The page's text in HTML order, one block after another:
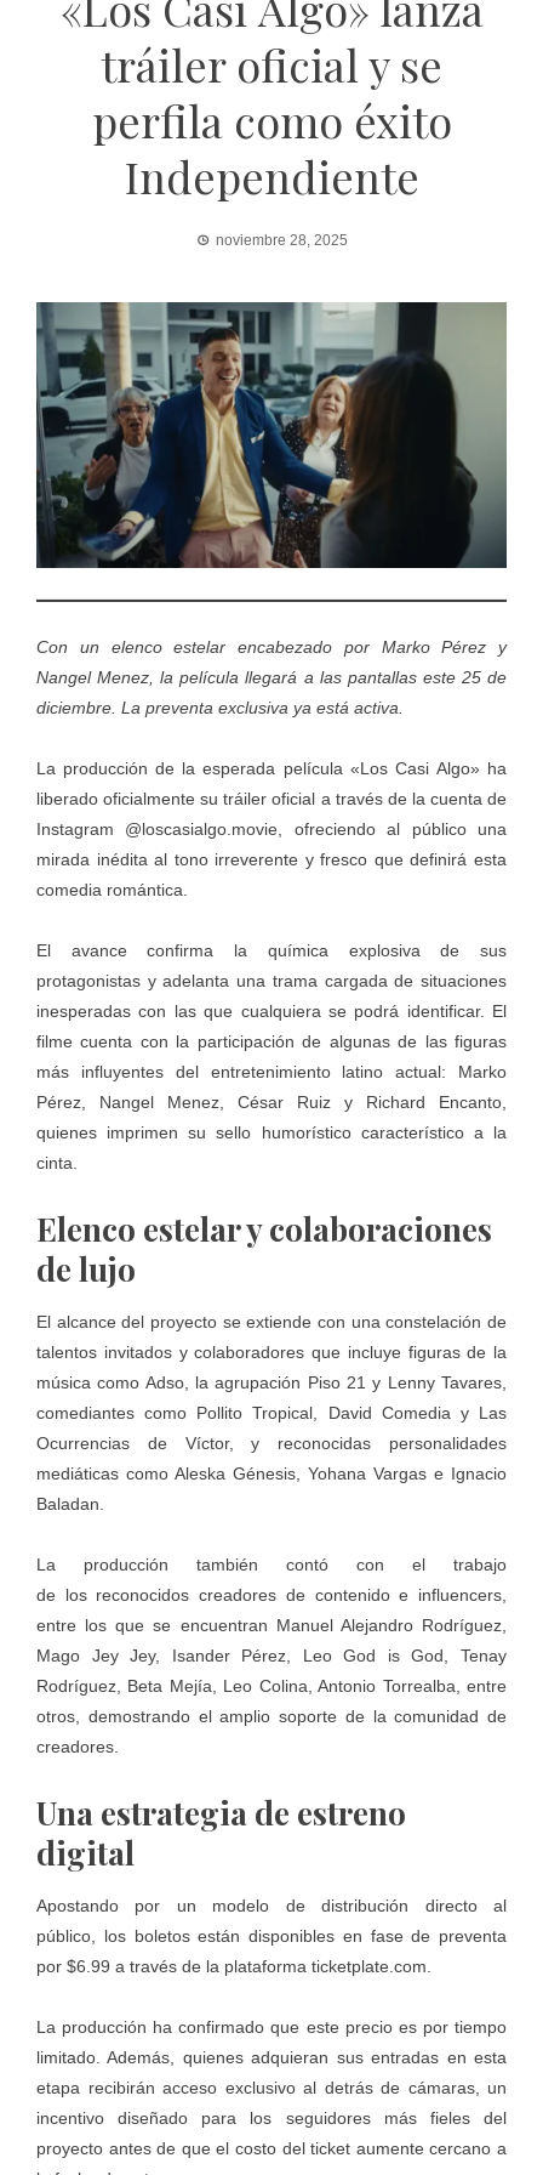
tráiler oficial y se
perfila como éxito
Independiente
noviembre 28, 2025
Con un elenco estelar encabezado por Marko Pérez y
Nangel Menez, la película llegará a las pantallas este 25 de
diciembre. La preventa exclusiva ya está activa.
La producción de la esperada película «Los Casi Algo» ha
liberado oficialmente su tráiler oficial a través de la cuenta de
Instagram @loscasialgo.movie, ofreciendo al público una
mirada inédita al tono irreverente y fresco que definirá esta
comedia romántica.
El avance confirma la química explosiva de sus
protagonistas y adelanta una trama cargada de situaciones
inesperadas con las que cualquiera se podrá identificar. El
filme cuenta con la participación de algunas de las figuras
más influyentes del entretenimiento latino actual: Marko
Pérez, Nangel Menez, César Ruiz y Richard Encanto,
quienes imprimen su sello humorístico característico a la
cinta.
Elenco estelar y colaboraciones
de lujo
El alcance del proyecto se extiende con una constelación de
talentos invitados y colaboradores que incluye figuras de la
música como Adso, la agrupación Piso 21 y Lenny Tavares,
comediantes como Pollito Tropical, David Comedia y Las
Ocurrencias de Víctor, y reconocidas personalidades
mediáticas como Aleska Génesis, Yohana Vargas e Ignacio
Baladan.
La producción también contó con el trabajo
de los reconocidos creadores de contenido e influencers,
entre los que se encuentran Manuel Alejandro Rodríguez,
Mago Jey Jey, Isander Pérez, Leo God is God, Tenay
Rodríguez, Beta Mejía, Leo Colina, Antonio Torrealba, entre
otros, demostrando el amplio soporte de la comunidad de
creadores.
Una estrategia de estreno
digital
Apostando por un modelo de distribución directo al
público, los boletos están disponibles en fase de preventa
por $6.99 a través de la plataforma ticketplate.com
La producción ha confirmado que este precio es por tiempo
limitado. Además, quienes adquieran sus entradas en esta
etapa recibirán acceso exclusivo al detrás de cámaras, un
incentivo diseñado para los seguidores más fieles del
proyecto antes de que el costo del ticket aumente cercano a